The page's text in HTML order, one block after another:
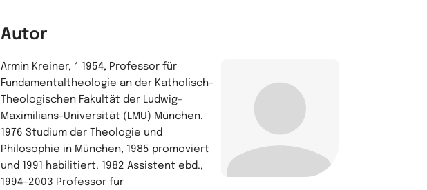
Autor
Armin Kreiner, * 1954, Professor für
Fundamentaltheologie an der Katholisch-
Theologischen Fakultät der Ludwig-
Maximilians-Universität (LMU) München.
1976 Studium der Theologie und
Philosophie in München, 1985 promoviert
und 1991 habilitiert. 1982 Assistent ebd.,
1994–2003 Professor für